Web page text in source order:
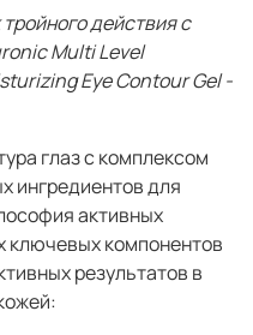
действия с
Multi Level
Eye Contour Gel -
глаз с комплексом
ингредиентов для
активных
ключевых компонентов
результатов в